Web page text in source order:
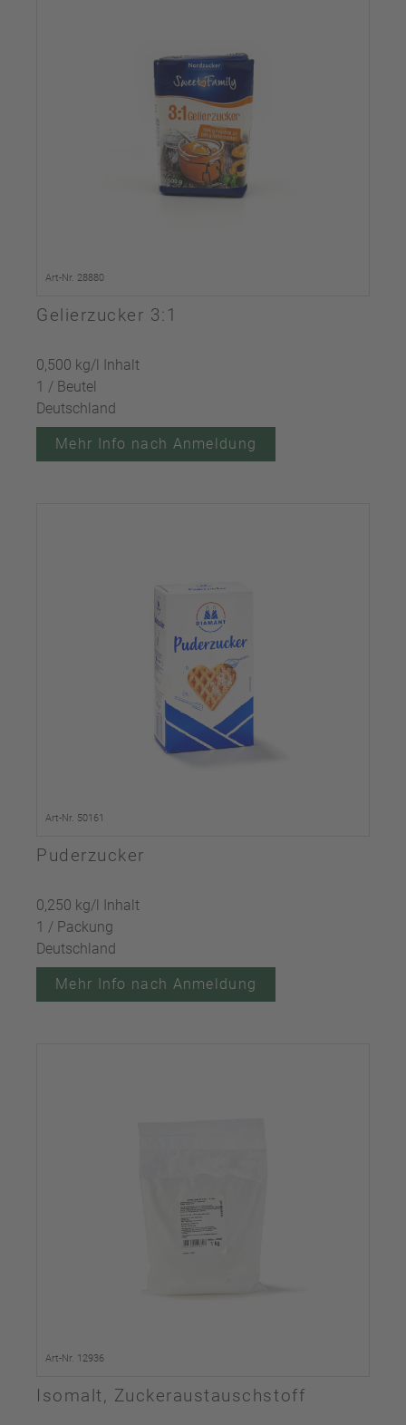
Art-Nr. 28880
Gelierzucker 3:1
0,500 kg/l Inhalt
1 / Beutel
Deutschland
Mehr Info nach Anmeldung
Art-Nr. 50161
Puderzucker
0,250 kg/l Inhalt
1 / Packung
Deutschland
Mehr Info nach Anmeldung
Art-Nr. 12936
Isomalt, Zuckeraustauschstoff